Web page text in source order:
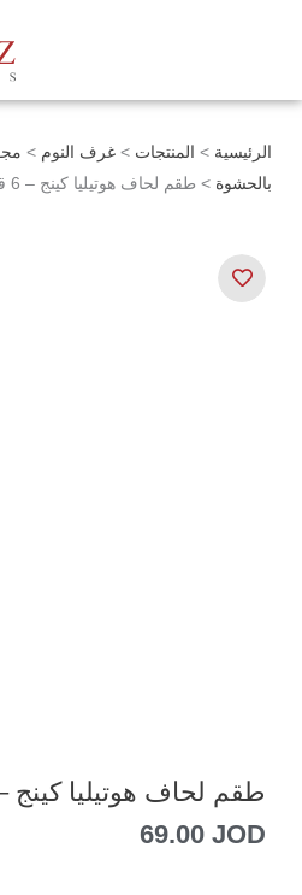
الرئيسية > المنتجات > غرف النوم >
بالحشوة > طقم لحاف هوتيليا كينج – 6 قطع لون جريج
طقم لحاف هوتيليا كينج – 6 قطع لون
69.00 JOD